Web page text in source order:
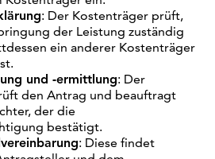
: Der Kostenträger prüft,
der Leistung zuständig
ein anderer Kostenträger
und -ermittlung: Der
den Antrag und beauftragt
der die
bestätigt.
: Diese findet